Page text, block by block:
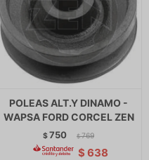
POLEAS ALT.Y DINAMO -
WAPSA FORD CORCEL ZEN
$750 $ 769
$ 638